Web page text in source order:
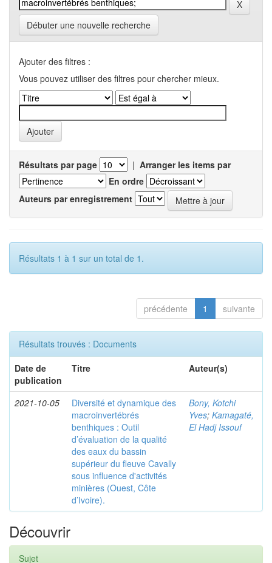
Débuter une nouvelle recherche
Ajouter des filtres :
Vous pouvez utiliser des filtres pour chercher mieux.
Résultats par page | Arranger les items par
En ordre
Auteurs par enregistrement
Résultats 1 à 1 sur un total de 1.
précédente 1 suivante
Résultats trouvés : Documents
Date de
publication
Titre Auteur(s)
2021-10-05
Diversité et dynamique des
macroinvertébrés
benthiques : Outil
d’évaluation de la qualité
des eaux du bassin
supérieur du fleuve Cavally
sous influence d'activités
minières (Ouest, Côte
d’Ivoire).
Bony, Kotchi
Yves; Kamagaté,
El Hadj Issouf
Découvrir
Sujet